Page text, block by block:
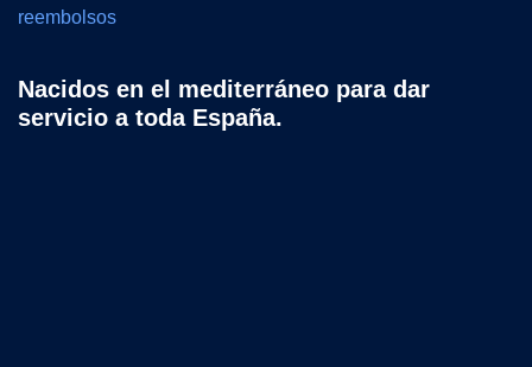
reembolsos
Nacidos en el mediterráneo para dar
servicio a toda España.